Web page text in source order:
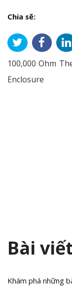
Chia sẽ:
100,000 Ohm
Enclosure
Bài
Khám phá những